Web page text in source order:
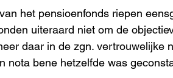
het pensioenfonds riepen
uiteraard niet om de
daar in de zgn. vertrouwelijke
nota bene hetzelfde was